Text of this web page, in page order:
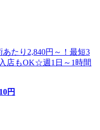
あたり2,840円～！最短3
店もOK☆週1日～1時間
円